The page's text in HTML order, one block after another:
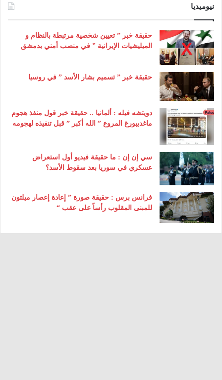
نيوميديا
حقيقة خبر ” تعيين شخصية مرتبطة بالنظام و
الميليشيات الإيرانية ” في منصب أمني بدمشق
حقيقة خبر ” تسميم بشار الأسد ” في روسيا
دويتشه فيله : ألمانيا .. حقيقة خبر قول منفذ هجوم
ماغديبورغ المروع ” الله أكبر ” قبل تنفيذه لهجومه
سي إن إن : ما حقيقة فيديو أول استعراض
عسكري في سوريا بعد سقوط الأسد؟
فرانس برس : حقيقة صورة ” إعادة إعصار ميلتون
للمبنى المقلوب رأساً على عقب “